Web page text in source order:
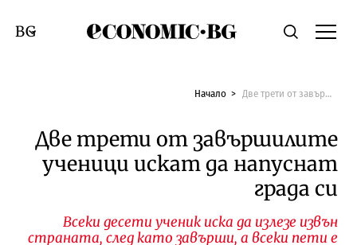
Economic.bgТърсене
Смяна на език
Начало Две трети от завършилите ученици искат да напуснат града си
Две трети от завършилите
ученици искат да напуснат
града си
Всеки десети ученик иска да излезе извън
страната, след като завърши, а всеки пети е